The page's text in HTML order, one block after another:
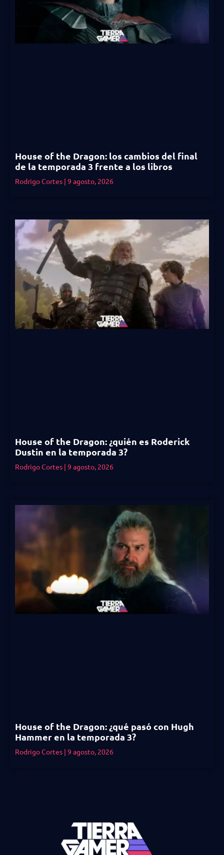
House of the Dragon: los cambios del final
de la temporada 3 frente a los libros
Rodrigo Cortes 9 agosto, 2026
House of the Dragon: ¿quién es Roderick
Dustin en la temporada 3?
Rodrigo Cortes 9 agosto, 2026
House of the Dragon: ¿qué pasó con Hugh
Hammer en la temporada 3?
Rodrigo Cortes 9 agosto, 2026